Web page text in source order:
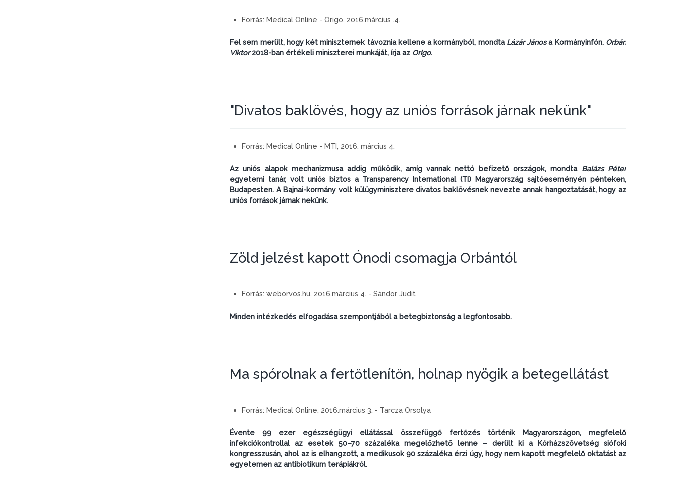
Forrás: Medical Online - Origo, 2016.március .4.
Fel sem merült, hogy két miniszternek távoznia kellene a kormányból, mondta Lázár Jánosa Kormányinfón. Orbán
Viktor2018-ban értékeli miniszterei munkáját, írja az Origo.
"Divatos baklövés, hogy az uniós források járnak nekünk"
Forrás: Medical Online - MTI, 2016. március 4.
Az uniós alapok mechanizmusa addig működik, amíg vannak nettó befizető országok, mondta Balázs Péter
egyetemi tanár, volt uniós biztos a Transparency International (TI) Magyarország sajtóeseményén pénteken,
Budapesten. A Bajnai-kormány volt külügyminisztere divatos baklövésnek nevezte annak hangoztatását, hogy az
uniós források járnak nekünk.
Zöld jelzést kapott Ónodi csomagja Orbántól
Forrás: weborvos.hu, 2016.március 4. - Sándor Judit
Minden intézkedés elfogadása szempontjából a betegbiztonság a legfontosabb.
Ma spórolnak a fertőtlenítőn, holnap nyögik a betegellátást
Forrás: Medical Online, 2016.március 3. - Tarcza Orsolya
Évente 99 ezer egészségügyi ellátással összefüggő fertőzés történik Magyarországon, megfelelő
infekciókontrollal az esetek 50–70 százaléka megelőzhető lenne – derült ki a Kórházszövetség siófoki
kongresszusán, ahol az is elhangzott, a medikusok 90 százaléka érzi úgy, hogy nem kapott megfelelő oktatást az
egyetemen az antibiotikum terápiákról.